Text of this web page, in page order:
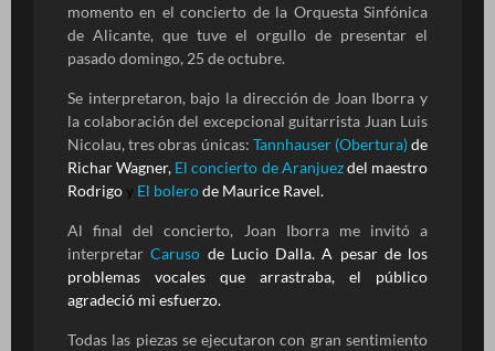
momento en el concierto de la Orquesta Sinfónica
de Alicante, que tuve el orgullo de presentar el
pasado domingo, 25 de octubre.
Se interpretaron, bajo la dirección de Joan Iborra y
la colaboración del excepcional guitarrista Juan Luis
Nicolau, tres obras únicas: Tannhauser (Obertura)de
Richar Wagner, El concierto de Aranjuezdel maestro
Rodrigoy El bolerode Maurice Ravel.
Al final del concierto, Joan Iborra me invitó a
interpretarCaruso de Lucio Dalla. A pesar de los
problemas vocales que arrastraba, el público
agradeció mi esfuerzo.
Todas las piezas se ejecutaron con gran sentimiento